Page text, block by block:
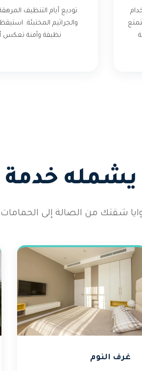
توديع أيام التنظيف
والجراثيم المختبئة.
نظيفة وآمنة تعكس
يشمله
شقتك من الصالة إلى
غرف النوم